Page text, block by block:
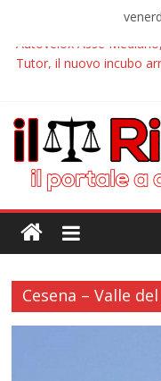
Autovelox Asse
Tutor, il nuovo incubo
Chiusura estiva
Autovelox Aversa Nord,
ha pagato i verbali
Domiziana, a Cellole
Cesena – Valle